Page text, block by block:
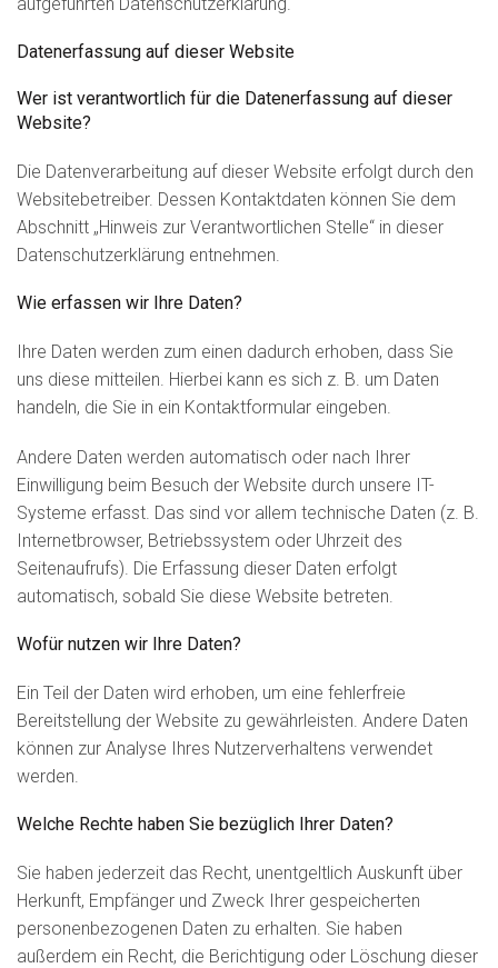
Datenerfassung auf dieser Website
Wer ist verantwortlich für die Datenerfassung auf dieser
Website?
Die Datenverarbeitung auf dieser Website erfolgt durch den
Websitebetreiber. Dessen Kontaktdaten können Sie dem
Abschnitt „Hinweis zur Verantwortlichen Stelle“ in dieser
Datenschutzerklärung entnehmen.
Wie erfassen wir Ihre Daten?
Ihre Daten werden zum einen dadurch erhoben, dass Sie
uns diese mitteilen. Hierbei kann es sich z. B. um Daten
handeln, die Sie in ein Kontaktformular eingeben.
Andere Daten werden automatisch oder nach Ihrer
Einwilligung beim Besuch der Website durch unsere IT-
Systeme erfasst. Das sind vor allem technische Daten (z. B.
Internetbrowser, Betriebssystem oder Uhrzeit des
Seitenaufrufs). Die Erfassung dieser Daten erfolgt
automatisch, sobald Sie diese Website betreten.
Wofür nutzen wir Ihre Daten?
Ein Teil der Daten wird erhoben, um eine fehlerfreie
Bereitstellung der Website zu gewährleisten. Andere Daten
können zur Analyse Ihres Nutzerverhaltens verwendet
werden.
Welche Rechte haben Sie bezüglich Ihrer Daten?
Sie haben jederzeit das Recht, unentgeltlich Auskunft über
Herkunft, Empfänger und Zweck Ihrer gespeicherten
personenbezogenen Daten zu erhalten. Sie haben
außerdem ein Recht, die Berichtigung oder Löschung dieser